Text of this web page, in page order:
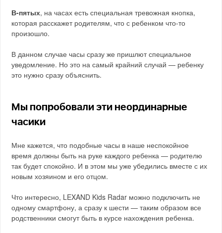
В-пятых, на часах есть специальная тревожная кнопка,
которая расскажет родителям, что с ребенком что-то
произошло.
В данном случае часы сразу же пришлют специальное
уведомление. Но это на самый крайний случай — ребенку
это нужно сразу объяснить.
Мы попробовали эти неординарные
часики
Мне кажется, что подобные часы в наше неспокойное
время должны быть на руке каждого ребенка — родителю
так будет спокойно. И в этом мы уже убедились вместе с их
новым хозяином и его отцом.
Что интересно, LEXAND Kids Radar можно подключить не
одному смартфону, а сразу к шести — таким образом все
родственники смогут быть в курсе нахождения ребенка.